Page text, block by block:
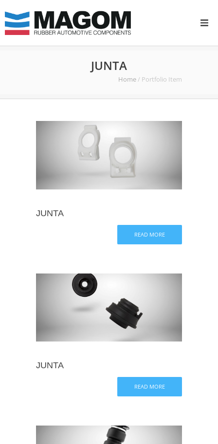
INICIO
EMPRESA
I+D
PRODUCTOS
CALIDAD
CONTACTAR
I-VALVE
JUNTA
Home/ Portfolio Item
JUNTA
READ MORE
JUNTA
READ MORE